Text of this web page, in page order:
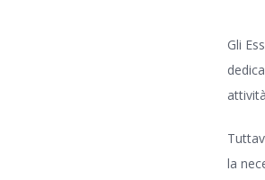
Gli
la